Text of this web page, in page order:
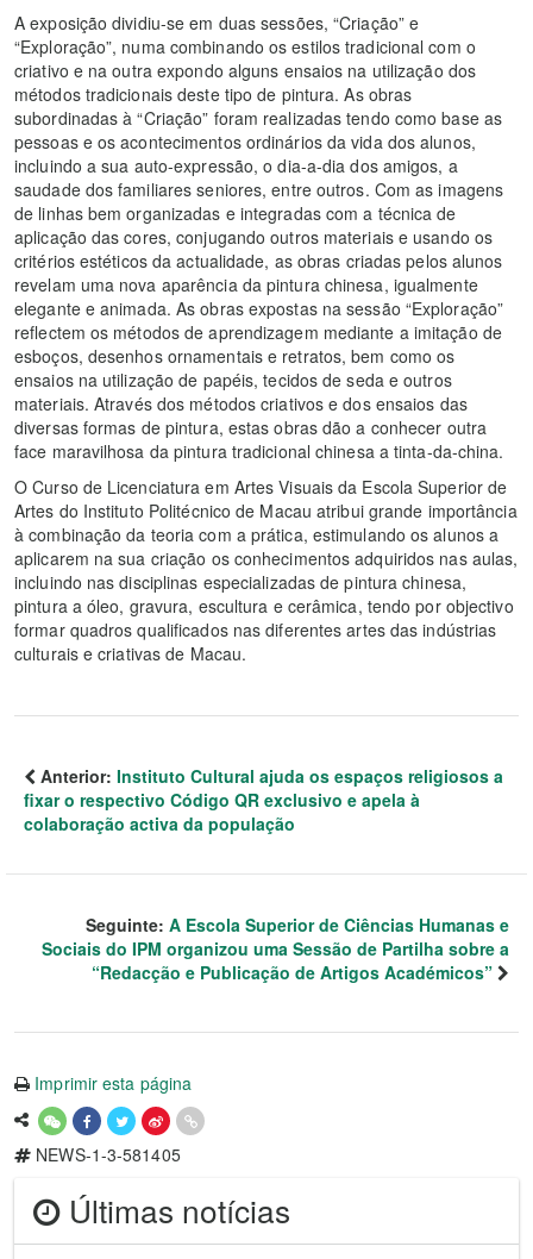
A exposição dividiu-se em duas sessões, “Criação” e
“Exploração”, numa combinando os estilos tradicional com o
criativo e na outra expondo alguns ensaios na utilização dos
métodos tradicionais deste tipo de pintura. As obras
subordinadas à “Criação” foram realizadas tendo como base as
pessoas e os acontecimentos ordinários da vida dos alunos,
incluindo a sua auto-expressão, o dia-a-dia dos amigos, a
saudade dos familiares seniores, entre outros. Com as imagens
de linhas bem organizadas e integradas com a técnica de
aplicação das cores, conjugando outros materiais e usando os
critérios estéticos da actualidade, as obras criadas pelos alunos
revelam uma nova aparência da pintura chinesa, igualmente
elegante e animada. As obras expostas na sessão “Exploração”
reflectem os métodos de aprendizagem mediante a imitação de
esboços, desenhos ornamentais e retratos, bem como os
ensaios na utilização de papéis, tecidos de seda e outros
materiais. Através dos métodos criativos e dos ensaios das
diversas formas de pintura, estas obras dão a conhecer outra
face maravilhosa da pintura tradicional chinesa a tinta-da-china.
O Curso de Licenciatura em Artes Visuais da Escola Superior de
Artes do Instituto Politécnico de Macau atribui grande importância
à combinação da teoria com a prática, estimulando os alunos a
aplicarem na sua criação os conhecimentos adquiridos nas aulas,
incluindo nas disciplinas especializadas de pintura chinesa,
pintura a óleo, gravura, escultura e cerâmica, tendo por objectivo
formar quadros qualificados nas diferentes artes das indústrias
culturais e criativas de Macau.
Anterior: Instituto Cultural ajuda os espaços religiosos a
fixar o respectivo Código QR exclusivo e apela à
colaboração activa da população
Seguinte: A Escola Superior de Ciências Humanas e
Sociais do IPM organizou uma Sessão de Partilha sobre a
“Redacção e Publicação de Artigos Académicos”
Imprimir esta página
NEWS-1-3-581405
Últimas notícias